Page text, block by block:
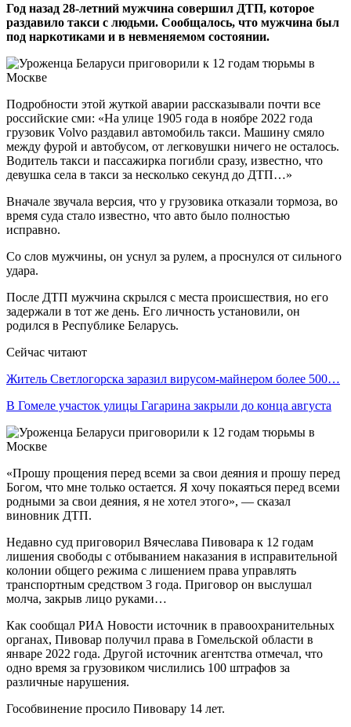
Год назад 28-летний мужчина совершил ДТП, которое
раздавило такси с людьми. Сообщалось, что мужчина был
под наркотиками и в невменяемом состоянии.
Подробности этой жуткой аварии рассказывали почти все
российские сми: «На улице 1905 года в ноябре 2022 года
грузовик Volvo раздавил автомобиль такси. Машину смяло
между фурой и автобусом, от легковушки ничего не осталось.
Водитель такси и пассажирка погибли сразу, известно, что
девушка села в такси за несколько секунд до ДТП…»
Вначале звучала версия, что у грузовика отказали тормоза, во
время суда стало известно, что авто было полностью
исправно.
Со слов мужчины, он уснул за рулем, а проснулся от сильного
удара.
После ДТП мужчина скрылся с места происшествия, но его
задержали в тот же день. Его личность установили, он
родился в Республике Беларусь.
Сейчас читают
Житель Светлогорска заразил вирусом-майнером более 500…
В Гомеле участок улицы Гагарина закрыли до конца августа
«Прошу прощения перед всеми за свои деяния и прошу перед
Богом, что мне только остается. Я хочу покаяться перед всеми
родными за свои деяния, я не хотел этого», — сказал
виновник ДТП.
Недавно суд приговорил Вячеслава Пивовара к 12 годам
лишения свободы с отбыванием наказания в исправительной
колонии общего режима с лишением права управлять
транспортным средством 3 года. Приговор он выслушал
молча, закрыв лицо руками…
Как сообщал РИА Новости источник в правоохранительных
органах, Пивовар получил права в Гомельской области в
январе 2022 года. Другой источник агентства отмечал, что
одно время за грузовиком числились 100 штрафов за
различные нарушения.
Гособвинение просило Пивовару 14 лет.